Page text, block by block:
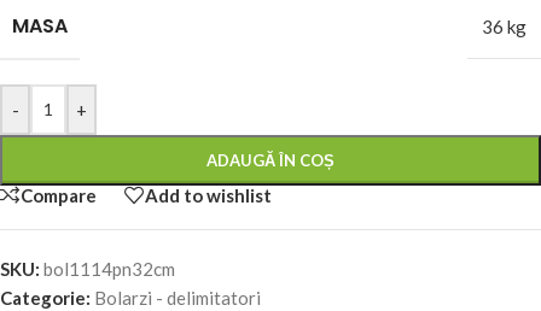
MASA 36 kg
- +
ADAUGĂ ÎN COȘ
Compare Add to wishlist
SKU: bol1114pn32cm
Categorie: Bolarzi - delimitatori